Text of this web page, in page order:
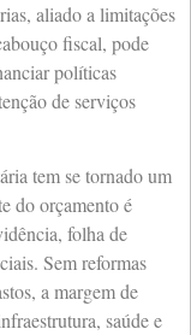
aliado a limitações
fiscal, pode
políticas
de serviços
tem se tornado um
do orçamento é
folha de
Sem reformas
a margem de
saúde e